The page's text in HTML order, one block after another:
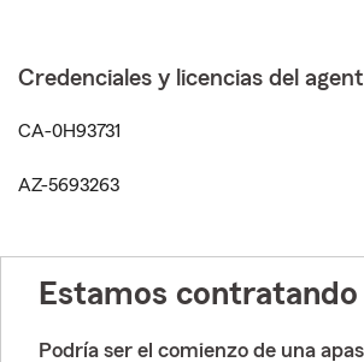
Credenciales y licencias del
CA-0H93731
AZ-5693263
Estamos contratando
Podría ser el comienzo de una